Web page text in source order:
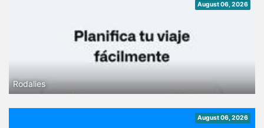
August 06, 2026
Rodalies
August 06, 2026